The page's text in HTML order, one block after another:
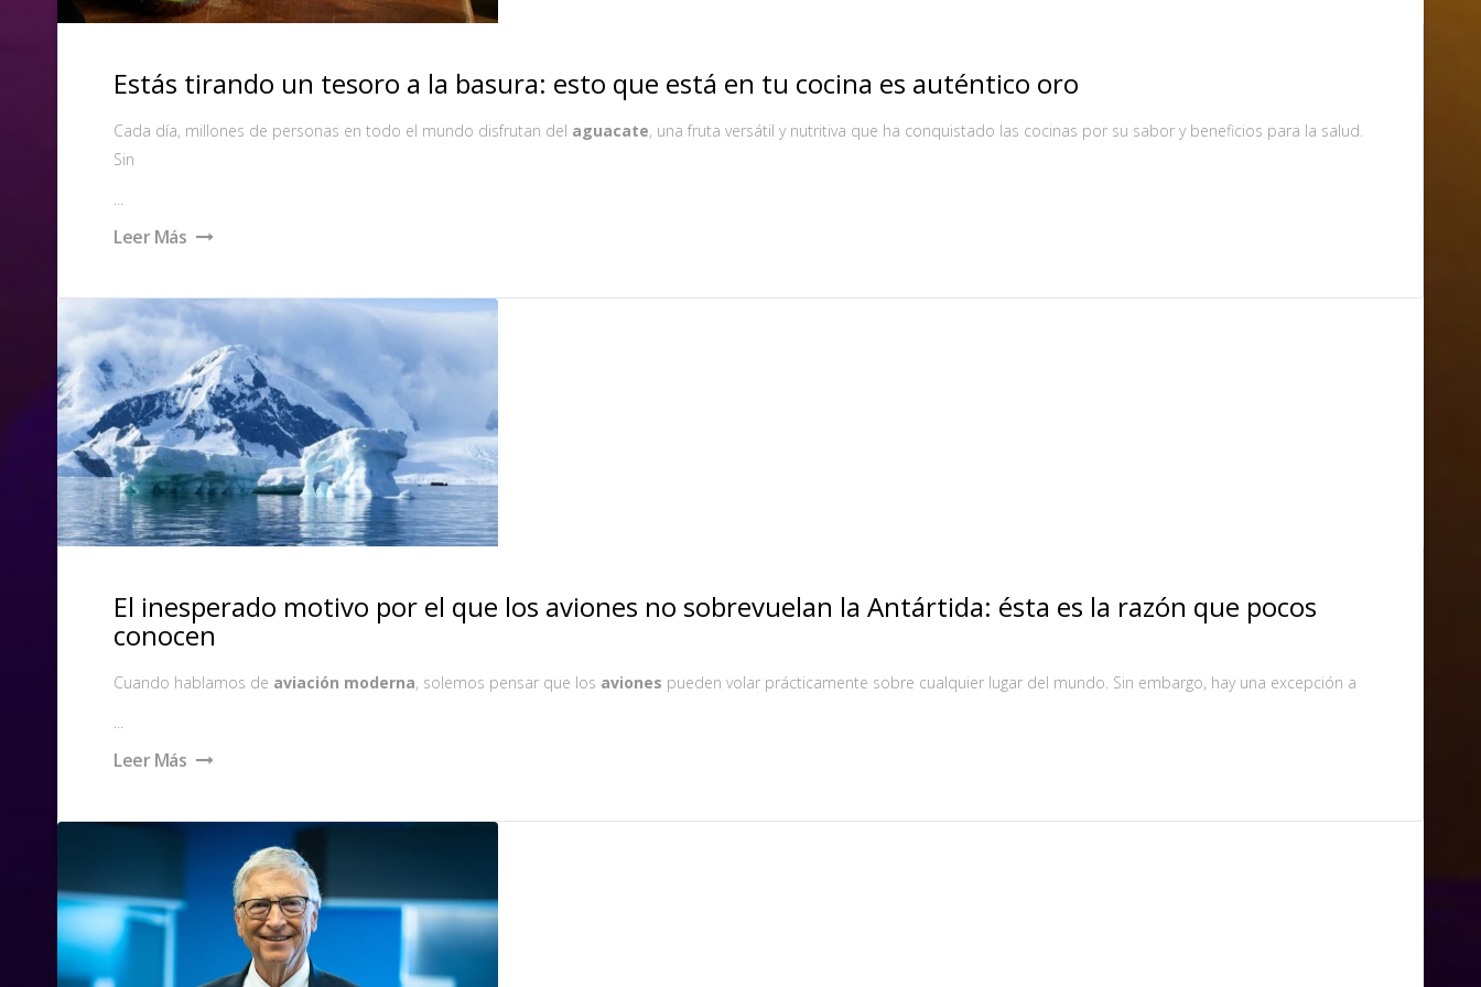
Estás tirando un tesoro a la basura: esto que está en tu cocina es auténtico oro
Cada día, millones de personas en todo el mundo disfrutan del aguacate, una fruta versátil y nutritiva que ha conquistado las cocinas por su sabor y beneficios para la salud.
Sin
...
Leer Más
El inesperado motivo por el que los aviones no sobrevuelan la Antártida: ésta es la razón que pocos
conocen
Cuando hablamos de aviación moderna, solemos pensar que los aviones pueden volar prácticamente sobre cualquier lugar del mundo. Sin embargo, hay una excepción a
...
Leer Más